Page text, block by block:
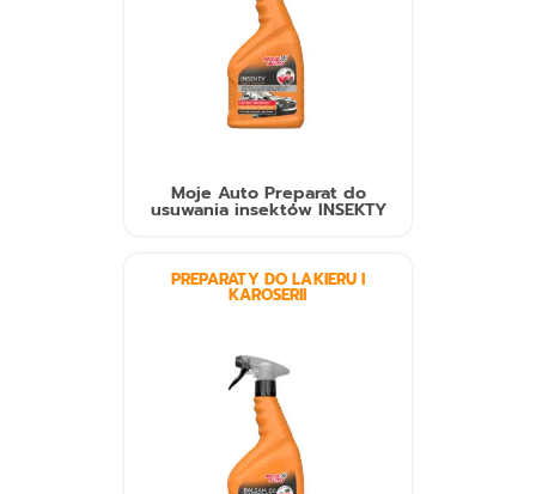
Moje Auto Preparat do
usuwania insektów INSEKTY
PREPARATY DO LAKIERU I
KAROSERII